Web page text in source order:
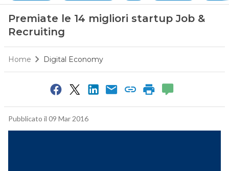
Premiate le 14 migliori startup Job &
Recruiting
Home Digital Economy
Pubblicato il 09 Mar 2016